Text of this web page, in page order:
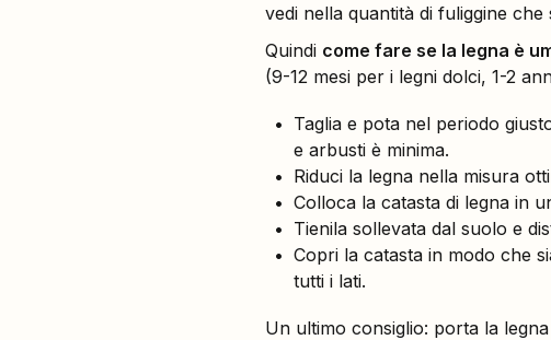
vedi nella quantità di fuliggine
Quindi come fare se la legna è
(9-12 mesi per i legni dolci, 1-2
Taglia e pota nel periodo
e arbusti è minima.
Riduci la legna nella misura
Colloca la catasta di legna in
Tienila sollevata dal suolo e
Copri la catasta in modo che
tutti i lati.
Un ultimo consiglio: porta la